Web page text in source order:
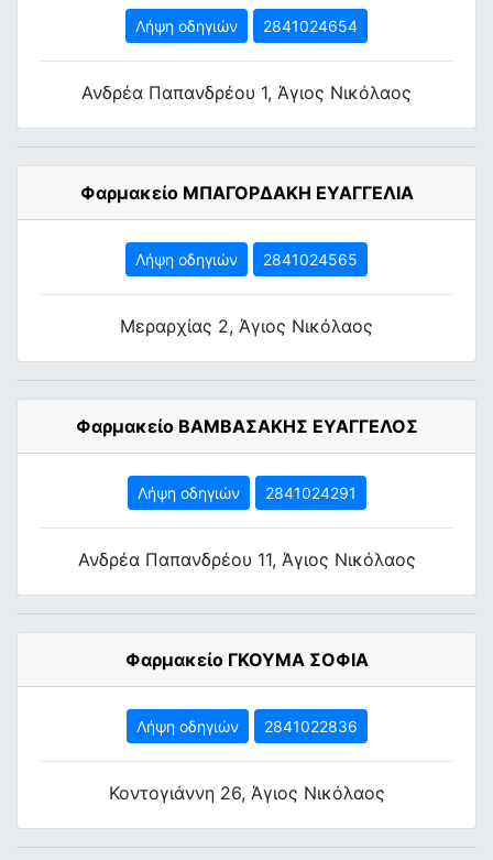
Λήψη οδηγιών 2841024654
Ανδρέα Παπανδρέου 1, Άγιος Νικόλαος
Φαρμακείο ΜΠΑΓΟΡΔΑΚΗ ΕΥΑΓΓΕΛΙΑ
Λήψη οδηγιών 2841024565
Μεραρχίας 2, Άγιος Νικόλαος
Φαρμακείο ΒΑΜΒΑΣΑΚΗΣ ΕΥΑΓΓΕΛΟΣ
Λήψη οδηγιών 2841024291
Ανδρέα Παπανδρέου 11, Άγιος Νικόλαος
Φαρμακείο ΓΚΟΥΜΑ ΣΟΦΙΑ
Λήψη οδηγιών 2841022836
Κοντογιάννη 26, Άγιος Νικόλαος